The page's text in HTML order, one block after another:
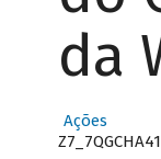
da
Ações